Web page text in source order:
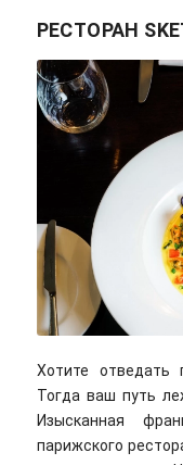
РЕСТОРАН
Хотите отведать
Тогда ваш путь
Изысканная
парижского